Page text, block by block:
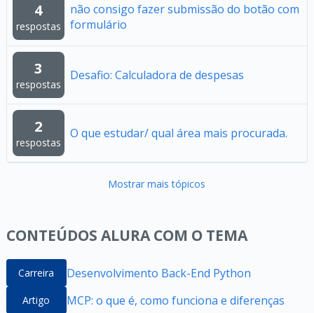
4
respostas
não consigo fazer submissão do botão com
formulário
3
respostas
Desafio: Calculadora de despesas
2
respostas
O que estudar/ qual área mais procurada.
Mostrar mais tópicos
CONTEÚDOS ALURA COM O TEMA
Carreira Desenvolvimento Back-End Python
Artigo MCP: o que é, como funciona e diferenças